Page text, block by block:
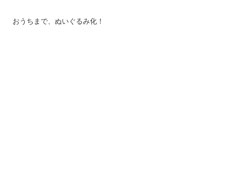
おうちまで、ぬいぐるみ化！